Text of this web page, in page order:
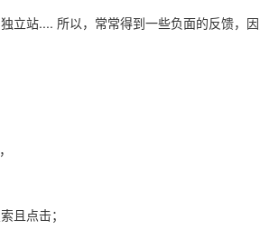
立站.... 所以，常常得到一些负面的反馈，
且点击；